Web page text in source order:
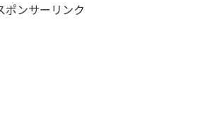
ポンサーリンク